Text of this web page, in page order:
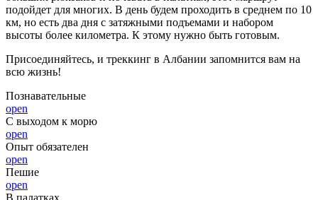
подойдет для многих. В день будем проходить в среднем по 10
км, но есть два дня с затяжными подъемами и набором
высоты более километра. К этому нужно быть готовым.
Присоединяйтесь, и треккинг в Албании запомнится вам на
всю жизнь!
Познавательные
open
С выходом к морю
open
Опыт обязателен
open
Пешие
open
В палатках